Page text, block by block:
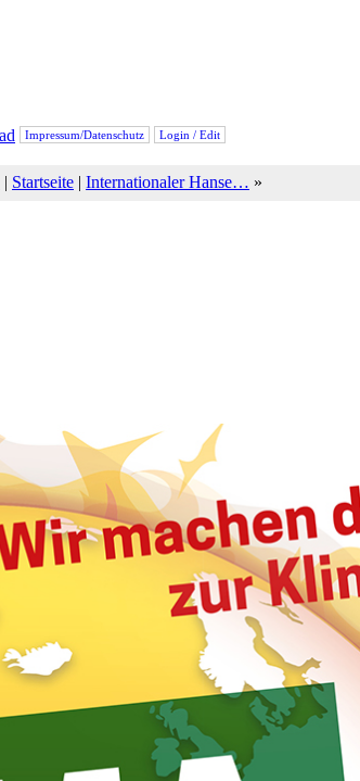
Impressum/Datenschutz Login / Edit
| Startseite | Internationaler Hanse… »